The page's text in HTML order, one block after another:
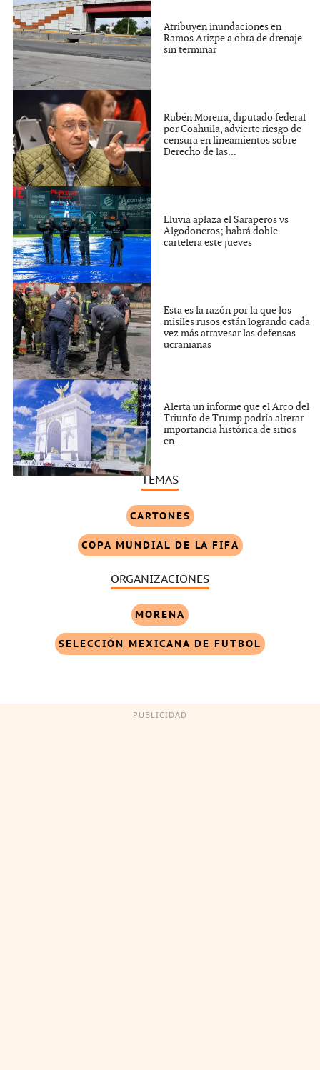
Atribuyen inundaciones en
Ramos Arizpe a obra de drenaje
sin terminar
Rubén Moreira, diputado federal
por Coahuila, advierte riesgo de
censura en lineamientos sobre
Derecho de las...
Lluvia aplaza el Saraperos vs
Algodoneros; habrá doble
cartelera este jueves
Esta es la razón por la que los
misiles rusos están logrando cada
vez más atravesar las defensas
ucranianas
Alerta un informe que el Arco del
Triunfo de Trump podría alterar
importancia histórica de sitios
en...
TEMAS
CARTONES
COPA MUNDIAL DE LA FIFA
ORGANIZACIONES
MORENA
SELECCIÓN MEXICANA DE FUTBOL
PUBLICIDAD